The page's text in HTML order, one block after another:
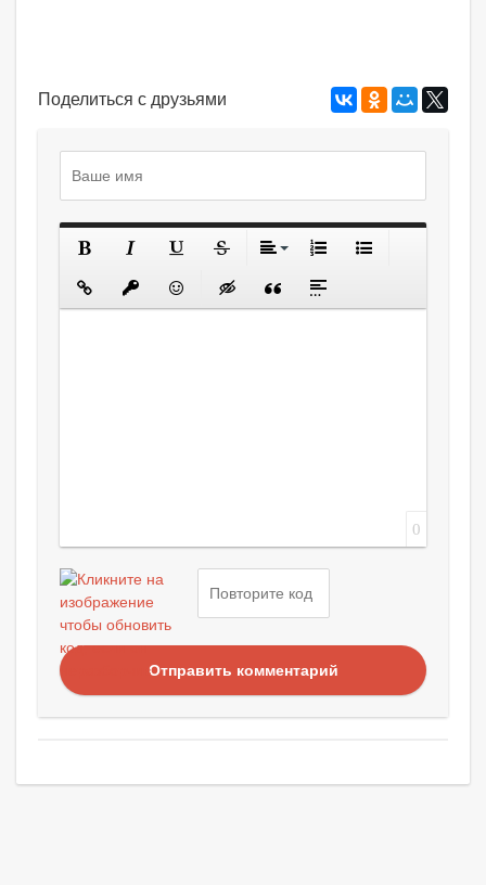
Поделиться с друзьями
0
Отправить комментарий